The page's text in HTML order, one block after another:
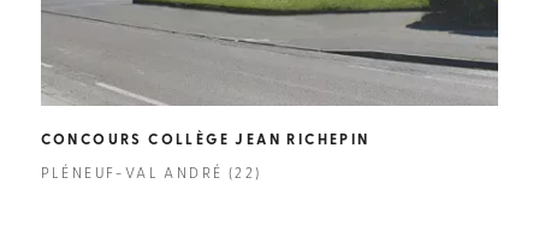
CONCOURS COLLÈGE JEAN RICHEPIN
PLÉNEUF-VAL ANDRÉ (22)